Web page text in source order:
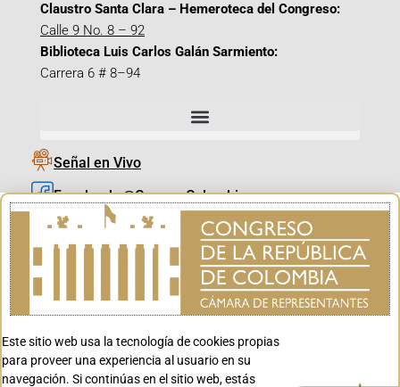
Claustro Santa Clara – Hemeroteca del Congreso:
Calle 9 No. 8 – 92
Biblioteca Luis Carlos Galán Sarmiento:
Carrera 6 # 8–94
Señal en Vivo
Facebook_@CamaraColombia
Instagram_@CamaraColombia
X_@CamaraColombia
Youtube_@CamaraColombia
Youtube_@CanalCongreso
Este sitio web usa la tecnología de cookies propias
para proveer una experiencia al usuario en su
navegación. Si continúas en el sitio web, estás